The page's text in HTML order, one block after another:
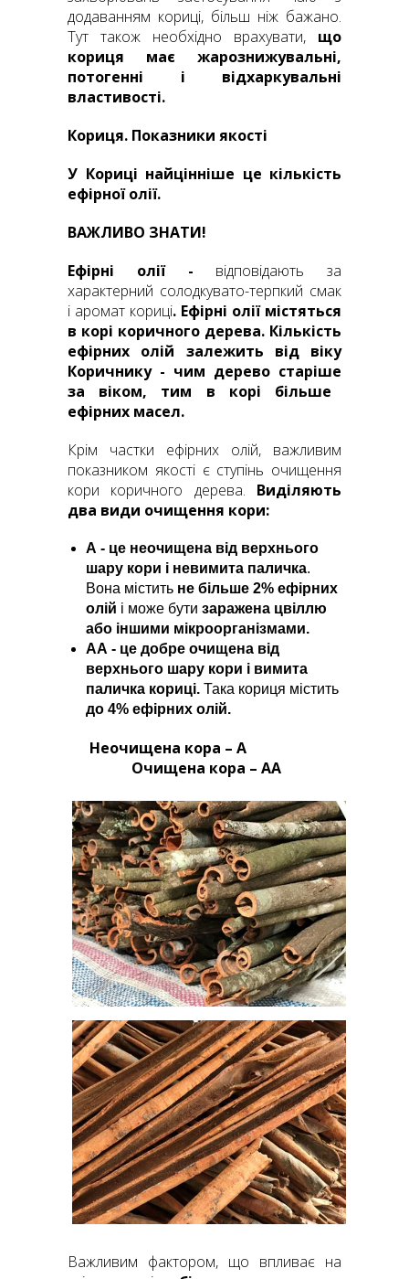
додаванням кориці, більш ніж бажано.
Тут також необхідно врахувати, що
кориця має жарознижувальні,
потогенні і відхаркувальні
властивості.
Кориця. Показники якості
У Кориці найцінніше це кількість
ефірної олії.
ВАЖЛИВО ЗНАТИ!
Ефірні олії - відповідають за
характерний солодкувато-терпкий смак
і аромат кориці. Ефірні олії містяться
в корі коричного дерева. Кількість
ефірних олій залежить від віку
Коричнику - чим дерево старіше
за віком, тим в корі більше
ефірних масел.
Крім частки ефірних олій, важливим
показником якості є ступінь очищення
кори коричного дерева. Виділяють
два види очищення кори:
А - це неочищена від верхнього
шару кори і невимита паличка.
Вона містить не більше 2% ефірних
олій і може бути заражена цвіллю
або іншими мікроорганізмами.
АА - це добре очищена від
верхнього шару кори і вимита
паличка кориці. Така кориця містить
до 4% ефірних олій.
Неочищена кора – А
Очищена кора – АА
Важливим фактором, що впливає на